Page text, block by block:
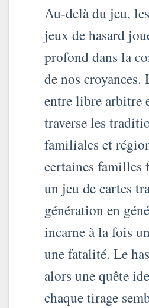
Au-delà du jeu,
jeux de hasard
profond dans la
de nos croyances.
entre libre arbitre
traverse les
familiales et
certaines familles
un jeu de cartes
génération en
incarne à la fois
une fatalité. Le
alors une quête
chaque tirage